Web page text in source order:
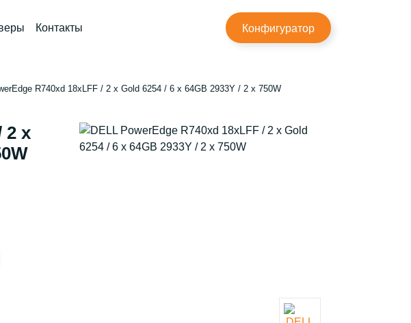
Контакты Конфигуратор
R740xd 18xLFF / 2 x Gold 6254 / 6 x 64GB 2933Y / 2 x 750W
2 x